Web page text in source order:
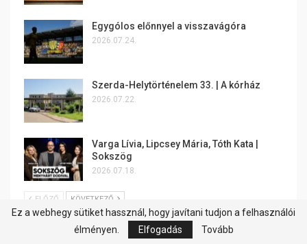
Egygólos előnnyel a visszavágóra
2026.07.24.
Szerda-Helytörténelem 33. | A kórház
2026.07.22.
Varga Lívia, Lipcsey Mária, Tóth Kata |
Sokszög
2026.07.18.
ELŐZŐ KÖVETKEZŐ
Ez a webhegy sütiket hassznál, hogy javítani tudjon a felhasználói
élményen.
Elfogadás Tovább